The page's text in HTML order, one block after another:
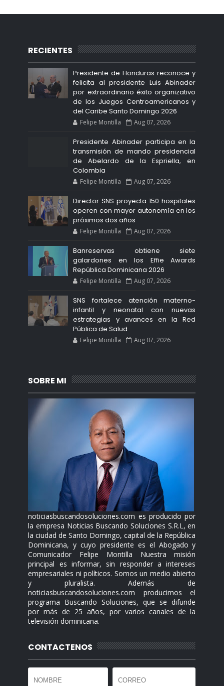
RECIENTES
Presidente de Honduras reconoce y
felicita al presidente Luis Abinader
por extraordinario éxito organizativo
de los Juegos Centroamericanos y
del Caribe Santo Domingo 2026
Felipe Montilla Aug 07, 2026
Presidente Abinader participa en la
transmisión de mando presidencial
de Abelardo de la Espriella, en
Colombia
Felipe Montilla Aug 07, 2026
Director SNS proyecta 150 hospitales
operen con mayor autonomía en los
próximos dos años
Felipe Montilla Aug 07, 2026
Banreservas obtiene siete
galardones en los Effie Awards
República Dominicana 2026
Felipe Montilla Aug 07, 2026
SNS fortalece atención materno-
infantil y neonatal con nuevas
estrategias y avances en la Red
Pública de Salud
Felipe Montilla Aug 07, 2026
SOBRE MI
noticiasbuscandosoluciones.com es producido por
la empresa Noticias Buscando Soluciones S.R.L, en
la ciudad de Santo Domingo, capital de la República
Dominicana, y cuyo presidente es el Abogado y
Comunicador Felipe Montilla Nuestra misión
principal es informar, sin responder a intereses
empresariales ni políticos. Somos un medio abierto
y pluralista. Además de
noticiasbuscandosoluciones.com producimos el
programa Buscando Soluciones, que se difunde
por más de 25 años, por varios canales de la
televisión dominicana.
CONTACTENOS